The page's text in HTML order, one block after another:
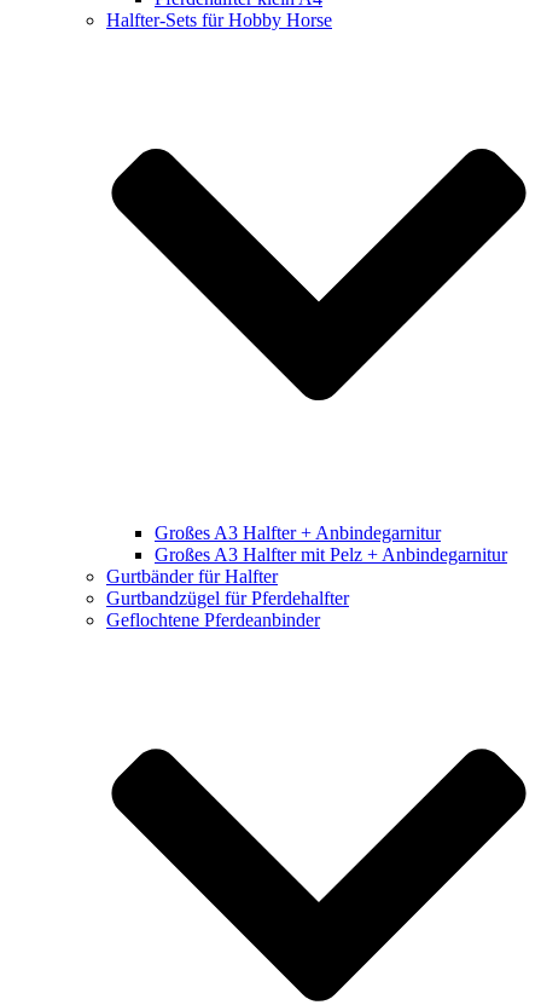
Halfter-Sets für Hobby Horse
Großes A3 Halfter + Anbindegarnitur
Großes A3 Halfter mit Pelz + Anbindegarnitur
Gurtbänder für Halfter
Gurtbandzügel für Pferdehalfter
Geflochtene Pferdeanbinder